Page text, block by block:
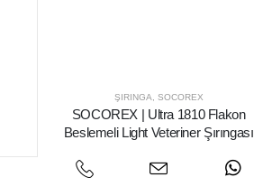
ŞIRINGA, SOCOREX
SOCOREX | Ultra 1810 Flakon
Beslemeli Light Veteriner Şırıngası